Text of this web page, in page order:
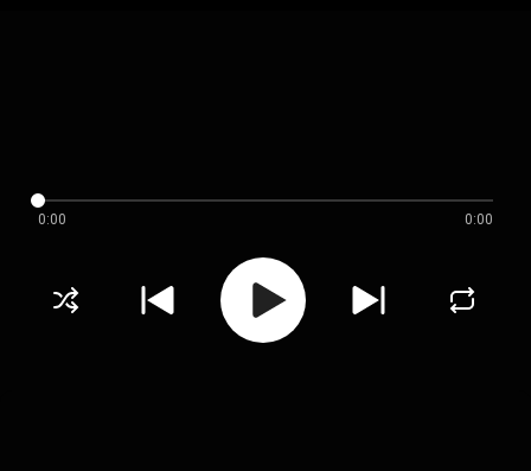
0:00 0:00